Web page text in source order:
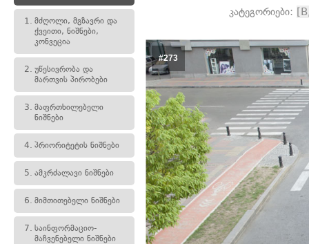
1. მძღოლი, მგზავრი და
ქვეითი, ნიშნები,
კონვეცია
2. უწესივრობა და
მართვის პირობები
3. მაფრთხილებელი
ნიშნები
4. პრიორიტეტის ნიშნები
5. ამკრძალავი ნიშნები
6. მიმთითებელი ნიშნები
7. საინფორმაციო-
მაჩვენებელი ნიშნები
კატეგორიები:
#273